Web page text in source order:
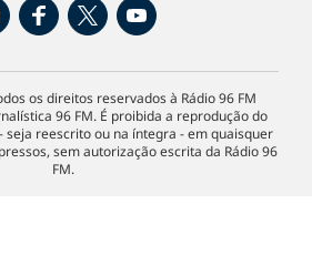
os direitos reservados à Rádio 96 FM
96 FM. É proibida a reprodução do
seja reescrito ou na íntegra - em quaisquer
sem autorização escrita da Rádio 96
FM.